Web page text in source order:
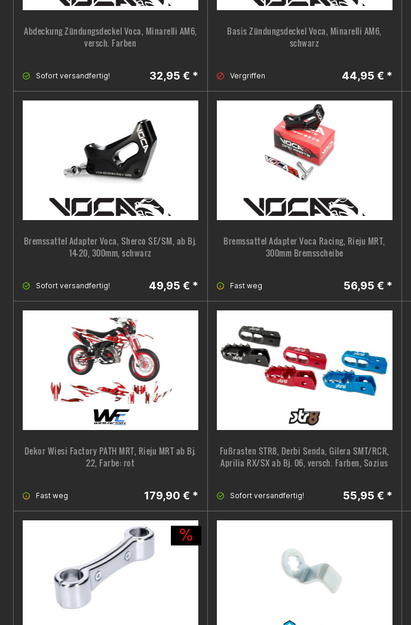
Abdeckung Zündungsdeckel Voca, Minarelli AM6,
versch. Farben
Sofort versandfertig! 32,95 € *
Basis Zündungsdeckel Voca, Minarelli AM6,
schwarz
Vergriffen 44,95 € *
Bremssattel Adapter Voca, Sherco SE/SM, ab Bj.
14-20, 300mm, schwarz
Sofort versandfertig! 49,95 € *
Bremssattel Adapter Voca Racing, Rieju MRT,
300mm Bremsscheibe
Fast weg 56,95 € *
Dekor Wiesi Factory PATH MRT, Rieju MRT ab Bj.
22, Farbe: rot
Fast weg 179,90 € *
Fußrasten STR8, Derbi Senda, Gilera SMT/RCR,
Aprilia RX/SX ab Bj. 06, versch. Farben, Sozius
Sofort versandfertig! 55,95 € *